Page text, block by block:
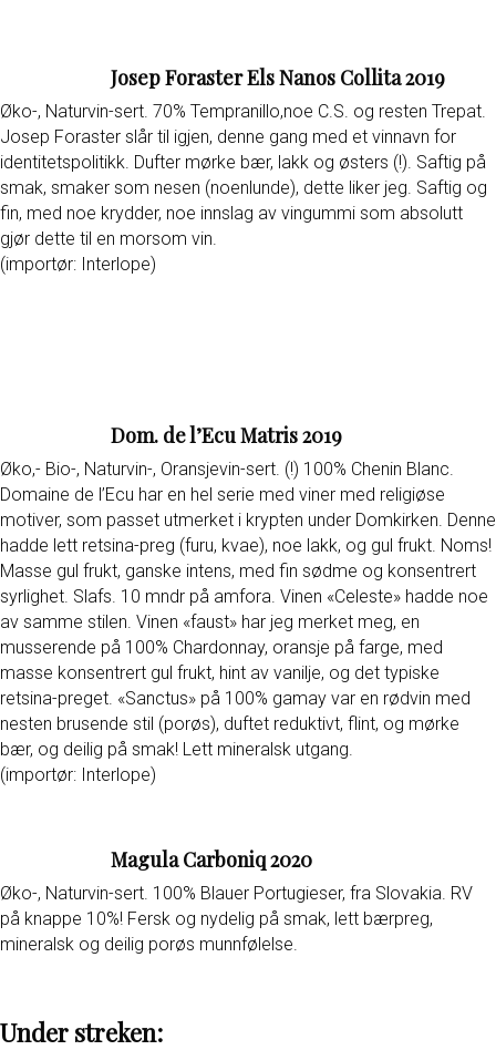
Josep Foraster Els Nanos Collita 2019
Øko-, Naturvin-sert. 70% Tempranillo,noe C.S. og resten Trepat.
Josep Foraster slår til igjen, denne gang med et vinnavn for
identitetspolitikk. Dufter mørke bær, lakk og østers (!). Saftig på
smak, smaker som nesen (noenlunde), dette liker jeg. Saftig og
fin, med noe krydder, noe innslag av vingummi som absolutt
gjør dette til en morsom vin.
(importør: Interlope)
Dom. de l’Ecu Matris 2019
Øko,- Bio-, Naturvin-, Oransjevin-sert. (!) 100% Chenin Blanc.
Domaine de l’Ecu har en hel serie med viner med religiøse
motiver, som passet utmerket i krypten under Domkirken. Denne
hadde lett retsina-preg (furu, kvae), noe lakk, og gul frukt. Noms!
Masse gul frukt, ganske intens, med fin sødme og konsentrert
syrlighet. Slafs. 10 mndr på amfora. Vinen «Celeste» hadde noe
av samme stilen. Vinen «faust» har jeg merket meg, en
musserende på 100% Chardonnay, oransje på farge, med
masse konsentrert gul frukt, hint av vanilje, og det typiske
retsina-preget. «Sanctus» på 100% gamay var en rødvin med
nesten brusende stil (porøs), duftet reduktivt, flint, og mørke
bær, og deilig på smak! Lett mineralsk utgang.
(importør: Interlope)
Magula Carboniq 2020
Øko-, Naturvin-sert. 100% Blauer Portugieser, fra Slovakia. RV
på knappe 10%! Fersk og nydelig på smak, lett bærpreg,
mineralsk og deilig porøs munnfølelse.
Under streken: